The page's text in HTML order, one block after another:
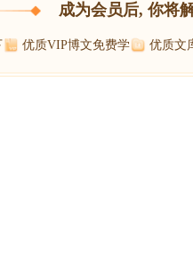
成为会员后, 你将
优质VIP博文免费学 优质文